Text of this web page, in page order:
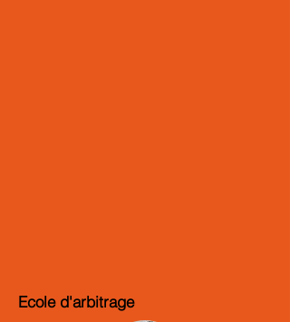
Ecole d'arbitrage